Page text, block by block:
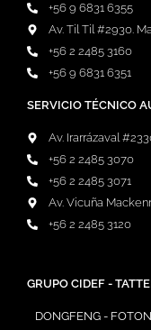
+56 9 6831 6355
Av. Til Til #2930.
+56 2 2485 3160
+56 9 6831 6351
SERVICIO TÉCNICO
Av. Irarrázaval
+56 2 2485 3070
+56 2 2485 3071
Av. Vicuña
+56 2 2485 3120
GRUPO CIDEF -
DONGFENG -